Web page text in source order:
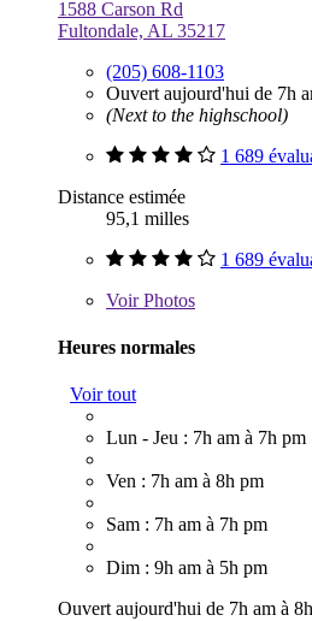
1588 Carson Rd
Fultondale, AL 35217
(205) 608-1103
Ouvert aujourd'hui de 7h
(Next to the highschool)
1 689
Distance estimée
95,1 milles
1 689
VoirPhotos
Heures normales
Voir tout
Lun - Jeu : 7h am à 7h pm
Ven : 7h am à 8h pm
Sam : 7h am à 7h pm
Dim : 9h am à 5h pm
Ouvert aujourd'hui de 7h am à